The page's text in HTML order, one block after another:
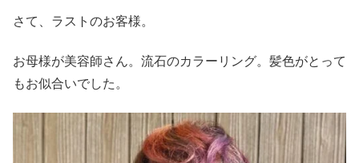
さて、ラストのお客様。
お母様が美容師さん。流石のカラーリング。髪色がとって
もお似合いでした。